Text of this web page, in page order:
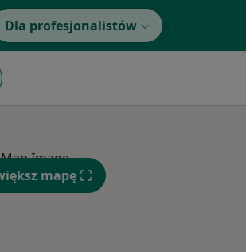
Dla profesjonalistów
mapę